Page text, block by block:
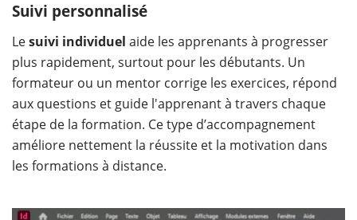
Suivi personnalisé
Lesuivi individuel aide les apprenants à progresser
plus rapidement, surtout pour les débutants. Un
formateur ou un mentor corrige les exercices, répond
aux questions et guide l'apprenant à travers chaque
étape de la formation. Ce type d’accompagnement
améliore nettement la réussite et la motivation dans
les formations à distance.